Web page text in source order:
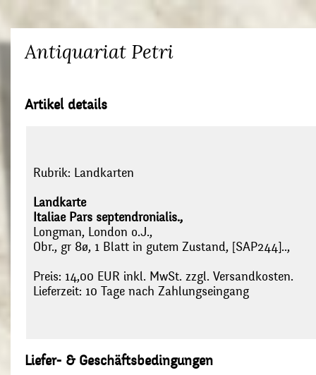
Antiquariat Petri
Artikel details
Rubrik: Landkarten
Landkarte
Italiae Pars septendronialis.,
Longman, London o.J.,
Obr., gr 8ø, 1 Blatt in gutem Zustand, [SAP244]..,
Preis: 14,00 EUR inkl. MwSt. zzgl. Versandkosten.
Lieferzeit: 10 Tage nach Zahlungseingang
Liefer- & Geschäftsbedingungen